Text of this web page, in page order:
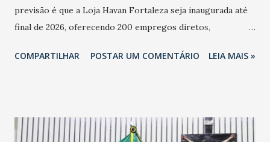
previsão é que a Loja Havan Fortaleza seja inaugurada até
final de 2026, oferecendo 200 empregos diretos,
Havan Fortaleza ainda não foi anunciada oficialmente, mas
COMPARTILHAR POSTAR UM COMENTÁRIO LEIA MAIS »